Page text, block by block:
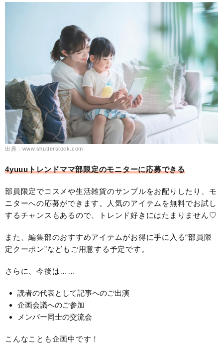
出典：www.shutterstock.com
4yuuuトレンドママ部限定のモニターに応募できる
部員限定でコスメや生活雑貨のサンプルをお配りしたり、モ
ニターへの応募ができます。人気のアイテムを無料でお試し
するチャンスもあるので、トレンド好きにはたまりません♡
また、編集部のおすすめアイテムがお得に手に入る“部員限
定クーポン”などもご用意する予定です。
さらに、今後は……
読者の代表として記事へのご出演
企画会議へのご参加
メンバー同士の交流会
こんなことも企画中です！